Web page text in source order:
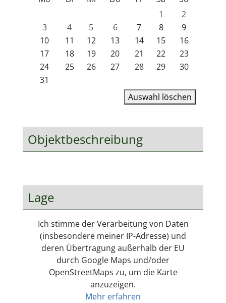
1
2
3
4 5 6 7 8
9
10
11 12 13 14 15
16
17
18 19 20 21 22
23
24
25 26 27 28 29
30
31
Auswahl löschen
Objektbeschreibung
Lage
Ich stimme der Verarbeitung von Daten
(insbesondere meiner IP-Adresse) und
deren Übertragung außerhalb der EU
durch Google Maps und/oder
OpenStreetMaps zu, um die Karte
anzuzeigen.
Mehr erfahren